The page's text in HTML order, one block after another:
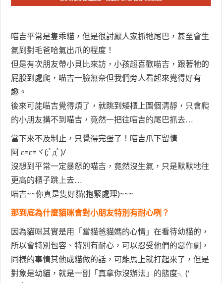
喵吉平常是隻乖貓，但是很討厭人家抓牠尾巴，甚至會生
氣到對毛爸哈氣出爪的程度！
但是有次朋友帶小貝比來訪，小孩超喜歡喵吉，跟著牠的
屁股到處爬，喵吉一臉無奈但我們旁人看起來覺得好有
趣。
後來可能喵吉覺得煩了，就跳到矮櫃上圖個清靜，只會爬
的小朋友搆不到喵吉，竟然一把往喵吉的尾巴抓去…
當下來不及制止，只覺得完蛋了！喵吉爪下留情
阿 ε=ε=ヾ(;ﾟдﾟ)/
沒想到平常一定暴怒的喵吉，竟然沒生氣，只是默默地往
更高的櫃子跳上去…
喵吉~~你真是隻好貓(抱緊處理)~~~
那到底為什麼貓咪會對小朋友特別有耐心咧？
因為貓咪其實是用「當貓爸貓媽的心情」在看待幼貓的，
所以會特別包容、特別有耐心，可以忍受他們的惡作劇，
同樣的事情其他成貓做的話，可能馬上就打起來了，但是
對象是幼貓，就是一副「真拿你沒辦法」的態度╮(′